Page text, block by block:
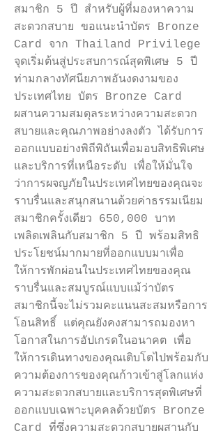
สมาชิก 5 ปี สำหรับผู้ที่มองหาความ
สะดวกสบาย ขอแนะนำบัตร Bronze
Card จาก Thailand Privilege
จุดเริ่มต้นสู่ประสบการณ์สุดพิเศษ 5 ปี
ท่ามกลางทัศนียภาพอันงดงามของ
ประเทศไทย บัตร Bronze Card
ผสานความสมดุลระหว่างความสะดวก
สบายและคุณภาพอย่างลงตัว ได้รับการ
ออกแบบอย่างพิถีพิถันเพื่อมอบสิทธิพิเศษ
และบริการที่เหนือระดับ เพื่อให้มั่นใจ
ว่าการผจญภัยในประเทศไทยของคุณจะ
ราบรื่นและสนุกสนานด้วยค่าธรรมเนียม
สมาชิกครั้งเดียว 650,000 บาท
เพลิดเพลินกับสมาชิก 5 ปี พร้อมสิทธิ
ประโยชน์มากมายที่ออกแบบมาเพื่อ
ให้การพักผ่อนในประเทศไทยของคุณ
ราบรื่นและสมบูรณ์แบบแม้ว่าบัตร
สมาชิกนี้จะไม่รวมคะแนนสะสมหรือการ
โอนสิทธิ์ แต่คุณยังคงสามารถมองหา
โอกาสในการอัปเกรดในอนาคต เพื่อ
ให้การเดินทางของคุณเติบโตไปพร้อมกับ
ความต้องการของคุณก้าวเข้าสู่โลกแห่ง
ความสะดวกสบายและบริการสุดพิเศษที่
ออกแบบเฉพาะบุคคลด้วยบัตร Bronze
Card ที่ซึ่งความสะดวกสบายผสานกับ